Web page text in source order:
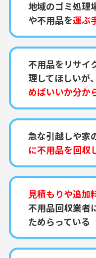
地域のゴミ処理
や不用品を運ぶ
不用品をリサイ
理してほしいが、
めばいいか分か
急な引越しや家
に不用品を回収
見積もりや追加
不用品回収業者
ためらっている